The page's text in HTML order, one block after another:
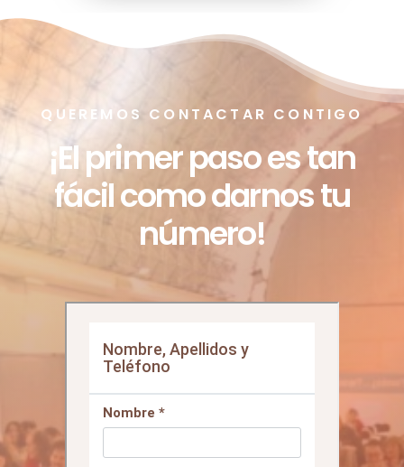
QUEREMOS CONTACTAR CONTIGO
¡El primer paso es tan
fácil como darnos tu
número!